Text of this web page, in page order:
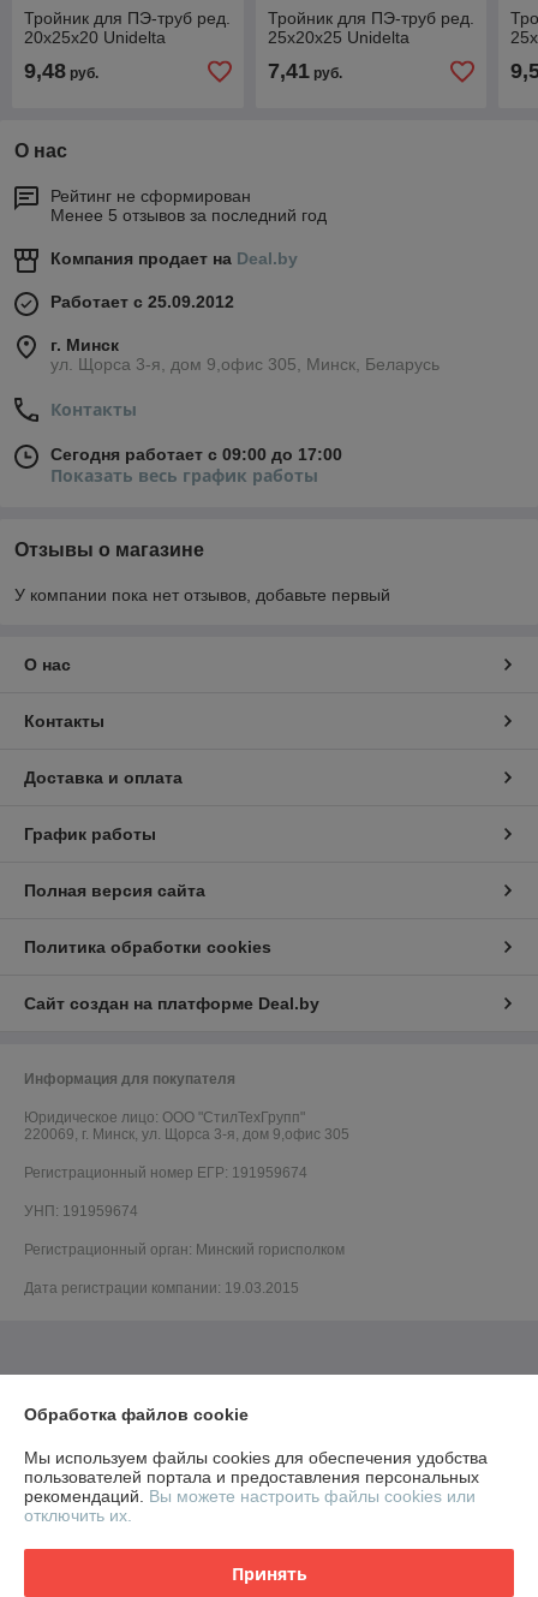
Тройник для ПЭ-труб ред.
20х25х20 Unidelta
9,48 руб.
Тройник для ПЭ-труб ред.
25х20х25 Unidelta
7,41руб.
О нас
Рейтинг не сформирован
Менее 5 отзывов за последний год
Компания продает на Deal.by
Работает с 25.09.2012
г. Минск
ул. Щорса 3-я, дом 9,офис 305, Минск, Беларусь
Контакты
Сегодня работает с 09:00 до 17:00
Показать весь график работы
Отзывы о магазине
У компании пока нет отзывов, добавьте первый
О нас
Контакты
Доставка и оплата
График работы
Полная версия сайта
Политика обработки cookies
Сайт создан на платформе Deal.by
Информация для покупателя
Юридическое лицо: ООО "СтилТехГрупп"
220069, г. Минск, ул. Щорса 3-я, дом 9,офис 305
Регистрационный номер ЕГР: 191959674
УНП: 191959674
Регистрационный орган: Минский горисполком
Дата регистрации компании: 19.03.2015
Обработка файлов cookie
Мы используем файлы cookies для обеспечения удобства
пользователей портала и предоставления персональных
рекомендаций. Вы можете настроить файлы cookies или
отключить их.
Принять